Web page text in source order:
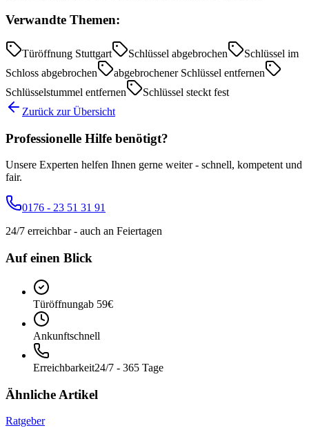
Verwandte Themen:
Türöffnung Stuttgart Schlüssel abgebrochen
Schlüssel im
Schloss abgebrochen
abgebrochener Schlüssel entfernen
Schlüsselstummel entfernen
Schlüssel steckt fest
Zurück zur Übersicht
Professionelle Hilfe benötigt?
Unsere Experten helfen Ihnen gerne weiter - schnell, kompetent und
fair.
0176 - 23 51 31 91
24/7 erreichbar - auch an Feiertagen
Auf einen Blick
Türöffnungab 59€
Ankunftschnell
Erreichbarkeit24/7 - 365 Tage
Ähnliche Artikel
Ratgeber